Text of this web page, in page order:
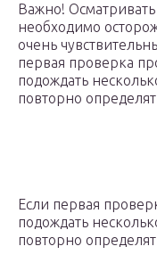
Важно!
необходимо
очень
первая проверка
подождать
повторно
Если первая
подождать
повторно